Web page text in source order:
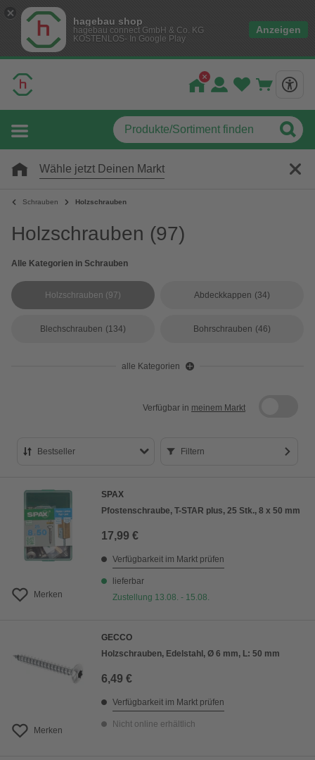
hagebau shop
hagebau connect GmbH & Co. KG
KOSTENLOS- In Google Play
Anzeigen
Wähle jetzt Deinen Markt
Schrauben Holzschrauben
Holzschrauben (97)
Alle Kategorien in Schrauben
Holzschrauben (97) Abdeckkappen (34)
Blechschrauben (134) Bohrschrauben (46)
alle Kategorien
Verfügbar in meinem Markt
Bestseller
Preis aufsteigend
Preis absteigend
Bewertung
Filtern
Merken
SPAX
Pfostenschraube, T-STAR plus, 25 Stk., 8 x 50 mm
17,99 €
Verfügbarkeit im Markt prüfen
lieferbar
Zustellung 13.08. - 15.08.
Merken
GECCO
Holzschrauben, Edelstahl, Ø 6 mm, L: 50 mm
6,49 €
Verfügbarkeit im Markt prüfen
Nicht online erhältlich